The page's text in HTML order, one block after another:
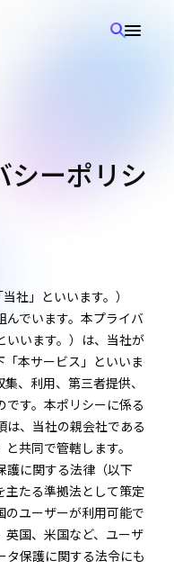
searchmenu
シーポリシ
社」といいます。）
んでいます。本プライバ
いいます。）は、当社が
本サービス」といいま
、利用、第三者提供、
す。本ポリシーに係る
、当社の親会社である
共同で管轄します。
護に関する法律（以下
主たる準拠法として策定
のユーザーが利用可能で
英国、米国など、ユーザ
タ保護に関する法令にも